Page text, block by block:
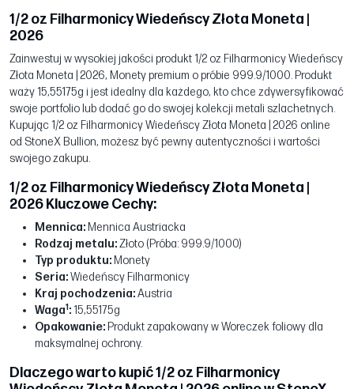
1/2 oz Filharmonicy Wiedeńscy Złota Moneta |
2026
Zainwestuj w wysokiej jakości produkt 1/2 oz Filharmonicy Wiedeńscy
Złota Moneta | 2026, Monety premium o próbie 999.9/1000. Produkt
waży 15,55175g i jest idealny dla każdego, kto chce zdywersyfikować
swoje portfolio lub dodać go do swojej kolekcji metali szlachetnych.
Kupując 1/2 oz Filharmonicy Wiedeńscy Złota Moneta | 2026 online
od StoneX Bullion, możesz być pewny autentyczności i wartości
swojego zakupu.
1/2 oz Filharmonicy Wiedeńscy Złota Moneta |
2026 Kluczowe Cechy:
Mennica: Mennica Austriacka
Rodzaj metalu:Złoto (Próba: 999.9/1000)
Typ produktu: Monety
Seria:Wiedeńscy Filharmonicy
Kraj pochodzenia:Austria
Waga1: 15,55175g
Opakowanie: Produkt zapakowany w Woreczek foliowy dla
maksymalnej ochrony.
Dlaczego warto kupić 1/2 oz Filharmonicy